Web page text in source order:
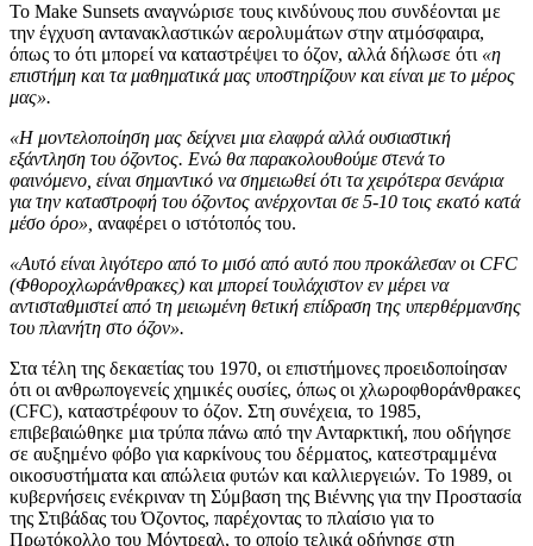
Το Make Sunsets αναγνώρισε τους κινδύνους που συνδέονται με
την έγχυση αντανακλαστικών αερολυμάτων στην ατμόσφαιρα,
όπως το ότι μπορεί να καταστρέψει το όζον, αλλά δήλωσε ότι «η
επιστήμη και τα μαθηματικά μας υποστηρίζουν και είναι με το μέρος
μας».
«Η μοντελοποίηση μας δείχνει μια ελαφρά αλλά ουσιαστική
εξάντληση του όζοντος. Ενώ θα παρακολουθούμε στενά το
φαινόμενο, είναι σημαντικό να σημειωθεί ότι τα χειρότερα σενάρια
για την καταστροφή του όζοντος ανέρχονται σε 5-10 τοις εκατό κατά
μέσο όρο», αναφέρει ο ιστότοπός του.
«Αυτό είναι λιγότερο από το μισό από αυτό που προκάλεσαν οι CFC
(Φθοροχλωράνθρακες) και μπορεί τουλάχιστον εν μέρει να
αντισταθμιστεί από τη μειωμένη θετική επίδραση της υπερθέρμανσης
του πλανήτη στο όζον».
Στα τέλη της δεκαετίας του 1970, οι επιστήμονες προειδοποίησαν
ότι οι ανθρωπογενείς χημικές ουσίες, όπως οι χλωροφθοράνθρακες
(CFC), καταστρέφουν το όζον. Στη συνέχεια, το 1985,
επιβεβαιώθηκε μια τρύπα πάνω από την Ανταρκτική, που οδήγησε
σε αυξημένο φόβο για καρκίνους του δέρματος, κατεστραμμένα
οικοσυστήματα και απώλεια φυτών και καλλιεργειών. Το 1989, οι
κυβερνήσεις ενέκριναν τη Σύμβαση της Βιέννης για την Προστασία
της Στιβάδας του Όζοντος, παρέχοντας το πλαίσιο για το
Πρωτόκολλο του Μόντρεαλ, το οποίο τελικά οδήγησε στη